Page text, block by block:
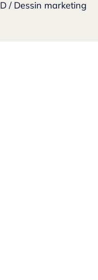
/ Dessin marketing